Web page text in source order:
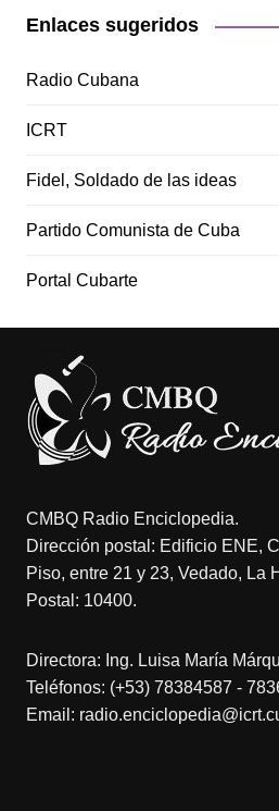
Enlaces sugeridos
Radio Cubana
ICRT
Fidel, Soldado de las ideas
Partido Comunista de Cuba
Portal Cubarte
CMBQ Radio Enciclopedia.
Dirección postal: Edificio ENE,
Piso, entre 21 y 23, Vedado, La
Postal: 10400.
Directora: Ing. Luisa María
Teléfonos: (+53) 78384587 -
Email: